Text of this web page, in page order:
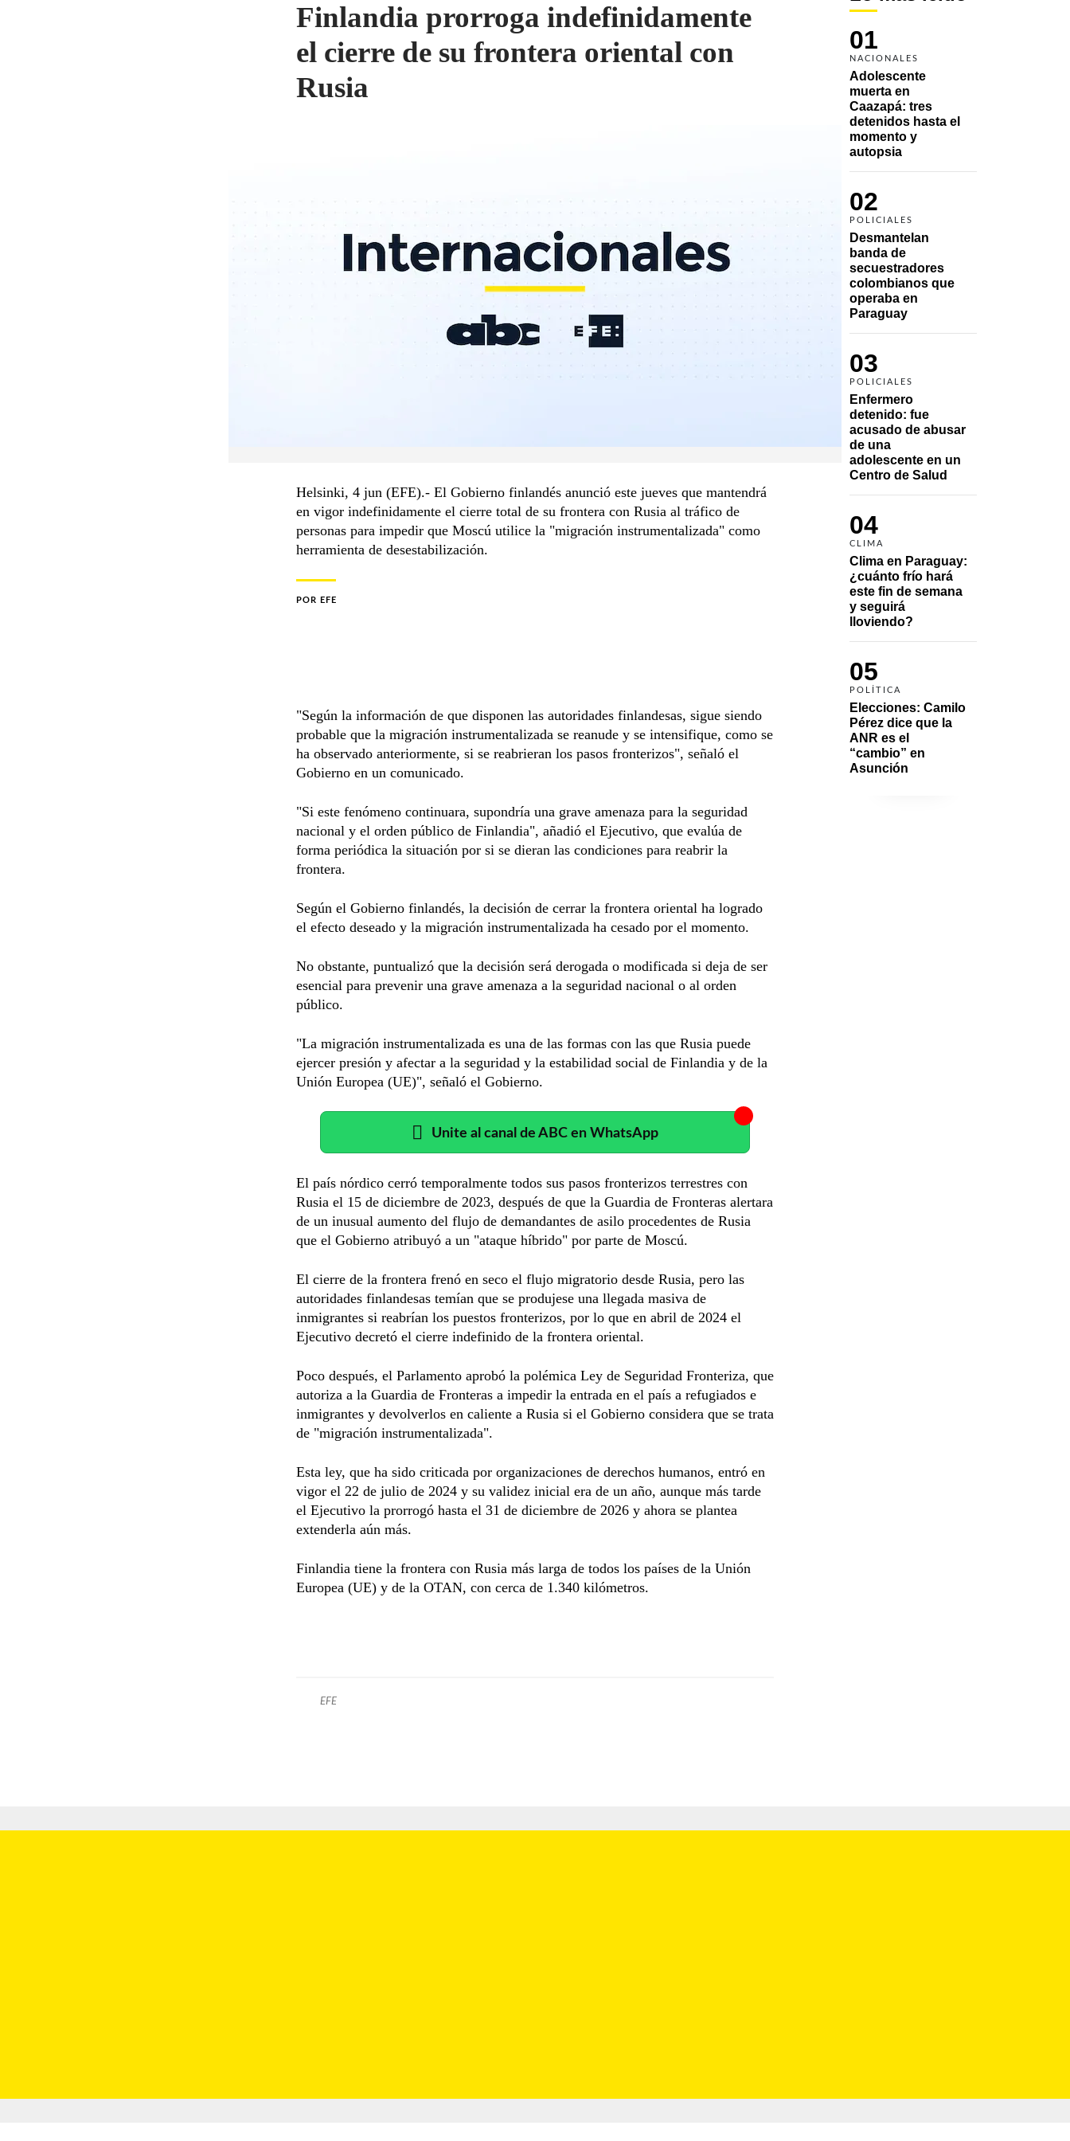
01
NACIONALES
Adolescente
muerta en
Caazapá: tres
detenidos hasta el
momento y
autopsia
02
POLICIALES
Desmantelan
banda de
secuestradores
colombianos que
operaba en
Paraguay
03
POLICIALES
Enfermero
detenido: fue
acusado de abusar
de una
adolescente en un
Centro de Salud
04
CLIMA
Clima en Paraguay:
¿cuánto frío hará
este fin de semana
y seguirá
lloviendo?
05
POLÍTICA
Elecciones: Camilo
Pérez dice que la
ANR es el
“cambio” en
Asunción
Finlandia prorroga indefinidamente
el cierre de su frontera oriental con
Rusia
Helsinki, 4 jun (EFE).- El Gobierno finlandés anunció este jueves que mantendrá
en vigor indefinidamente el cierre total de su frontera con Rusia al tráfico de
personas para impedir que Moscú utilice la "migración instrumentalizada" como
herramienta de desestabilización.
POR EFE
"Según la información de que disponen las autoridades finlandesas, sigue siendo
probable que la migración instrumentalizada se reanude y se intensifique, como se
ha observado anteriormente, si se reabrieran los pasos fronterizos", señaló el
Gobierno en un comunicado.
"Si este fenómeno continuara, supondría una grave amenaza para la seguridad
nacional y el orden público de Finlandia", añadió el Ejecutivo, que evalúa de
forma periódica la situación por si se dieran las condiciones para reabrir la
frontera.
Según el Gobierno finlandés, la decisión de cerrar la frontera oriental ha logrado
el efecto deseado y la migración instrumentalizada ha cesado por el momento.
No obstante, puntualizó que la decisión será derogada o modificada si deja de ser
esencial para prevenir una grave amenaza a la seguridad nacional o al orden
público.
"La migración instrumentalizada es una de las formas con las que Rusia puede
ejercer presión y afectar a la seguridad y la estabilidad social de Finlandia y de la
Unión Europea (UE)", señaló el Gobierno.
Unite al canal de ABC en WhatsApp
El país nórdico cerró temporalmente todos sus pasos fronterizos terrestres con
Rusia el 15 de diciembre de 2023, después de que la Guardia de Fronteras alertara
de un inusual aumento del flujo de demandantes de asilo procedentes de Rusia
que el Gobierno atribuyó a un "ataque híbrido" por parte de Moscú.
El cierre de la frontera frenó en seco el flujo migratorio desde Rusia, pero las
autoridades finlandesas temían que se produjese una llegada masiva de
inmigrantes si reabrían los puestos fronterizos, por lo que en abril de 2024 el
Ejecutivo decretó el cierre indefinido de la frontera oriental.
Poco después, el Parlamento aprobó la polémica Ley de Seguridad Fronteriza, que
autoriza a la Guardia de Fronteras a impedir la entrada en el país a refugiados e
inmigrantes y devolverlos en caliente a Rusia si el Gobierno considera que se trata
de "migración instrumentalizada".
Esta ley, que ha sido criticada por organizaciones de derechos humanos, entró en
vigor el 22 de julio de 2024 y su validez inicial era de un año, aunque más tarde
el Ejecutivo la prorrogó hasta el 31 de diciembre de 2026 y ahora se plantea
extenderla aún más.
Finlandia tiene la frontera con Rusia más larga de todos los países de la Unión
Europea (UE) y de la OTAN, con cerca de 1.340 kilómetros.
EFE